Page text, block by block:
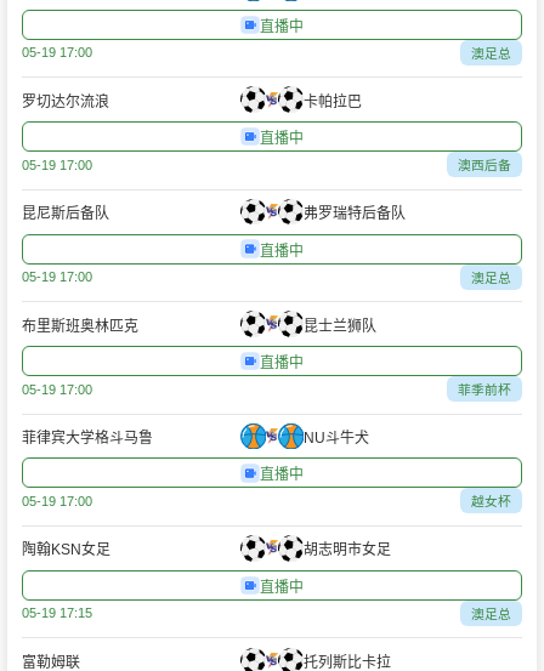
直播中
05-19 17:00 澳足总
罗切达尔流浪 卡帕拉巴
直播中
05-19 17:00 澳西后备
昆尼斯后备队 弗罗瑞特后备队
直播中
05-19 17:00 澳足总
布里斯班奥林匹克 昆士兰狮队
直播中
05-19 17:00 菲季前杯
菲律宾大学格斗马鲁 NU斗牛犬
直播中
05-19 17:00 越女杯
陶翰KSN女足 胡志明市女足
直播中
05-19 17:15 澳足总
富勒姆联 托列斯比卡拉